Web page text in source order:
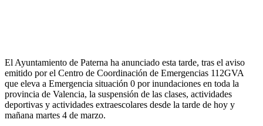
El Ayuntamiento de Paterna ha anunciado esta tarde, tras el aviso
emitido por el Centro de Coordinación de Emergencias 112GVA
que eleva a Emergencia situación 0 por inundaciones en toda la
provincia de Valencia, la suspensión de las clases, actividades
deportivas y actividades extraescolares desde la tarde de hoy y
mañana martes 4 de marzo.